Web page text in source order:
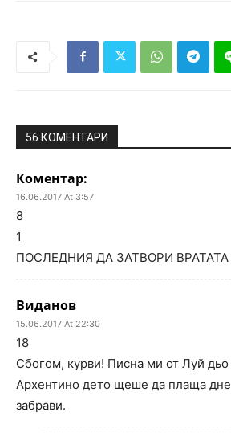
56 КОМЕНТАРИ
Коментар:
16.06.2017 At 3:57
8
1
ПОСЛЕДНИЯ ДА ЗАТВОРИ ВРАТАТА
Виданов
15.06.2017 At 22:30
18
Сбогом, курви! Писна ми от Луй
Архентино дето щеше да плаща
забрави.